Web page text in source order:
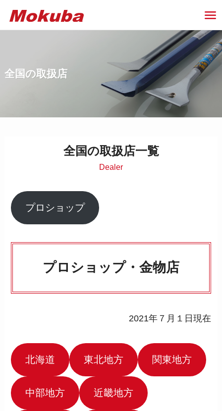
全国の取扱店
ホーム 各種コンテンツ 全国の取扱店
全国の取扱店一覧
Dealer
プロショップ
プロショップ・金物店
2021年７月１日現在
北海道 東北地方 関東地方
中部地方 近畿地方